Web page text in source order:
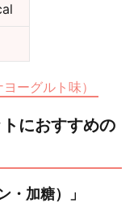
ーグルト味）
におすすめの
加糖）」